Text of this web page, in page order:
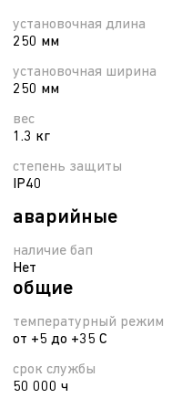
установочная длина
250 мм
установочная ширина
250 мм
вес
1.3 кг
степень защиты
IP40
аварийные
наличие бап
Нет
общие
температурный режим
от +5 до +35 С
срок службы
50 000 ч